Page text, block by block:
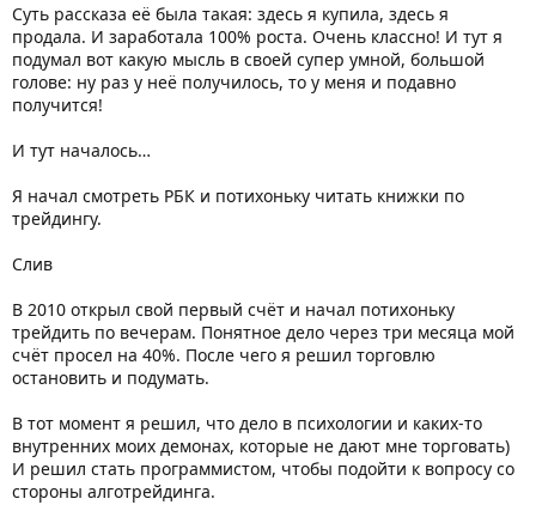
Суть рассказа её была такая: здесь я купила, здесь я
продала. И заработала 100% роста. Очень классно! И тут я
подумал вот какую мысль в своей супер умной, большой
голове: ну раз у неё получилось, то у меня и подавно
получится!
И тут началось…
Я начал смотреть РБК и потихоньку читать книжки по
трейдингу.
Слив
В 2010 открыл свой первый счёт и начал потихоньку
трейдить по вечерам. Понятное дело через три месяца мой
счёт просел на 40%. После чего я решил торговлю
остановить и подумать.
В тот момент я решил, что дело в психологии и каких-то
внутренних моих демонах, которые не дают мне торговать)
И решил стать программистом, чтобы подойти к вопросу со
стороны алготрейдинга.